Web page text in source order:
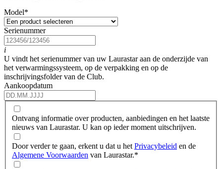
Model*
Serienummer
i
U vindt het serienummer van uw Laurastar aan de onderzijde van
het verwarmingssysteem, op de verpakking en op de
inschrijvingsfolder van de Club.
Aankoopdatum
Ontvang informatie over producten, aanbiedingen en het laatste
nieuws van Laurastar. U kan op ieder moment uitschrijven.
Door verder te gaan, erkent u dat u het Privacybeleid en de
Algemene Voorwaarden van Laurastar.*